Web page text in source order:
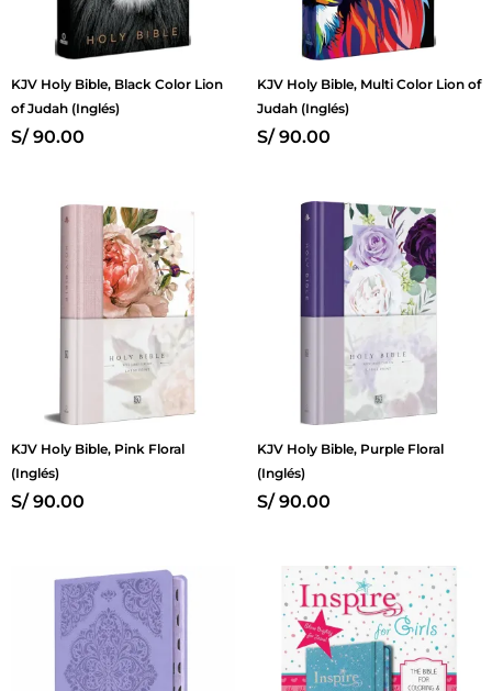
KJV Holy Bible, Black Color Lion
of Judah (Inglés)
S/90.00
KJV Holy Bible, Multi Color Lion of
Judah (Inglés)
S/90.00
KJV Holy Bible, Pink Floral
(Inglés)
S/90.00
KJV Holy Bible, Purple Floral
(Inglés)
S/90.00